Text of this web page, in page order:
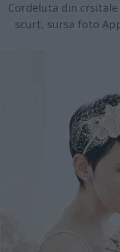
Cordeluta din
scurt, sursa foto